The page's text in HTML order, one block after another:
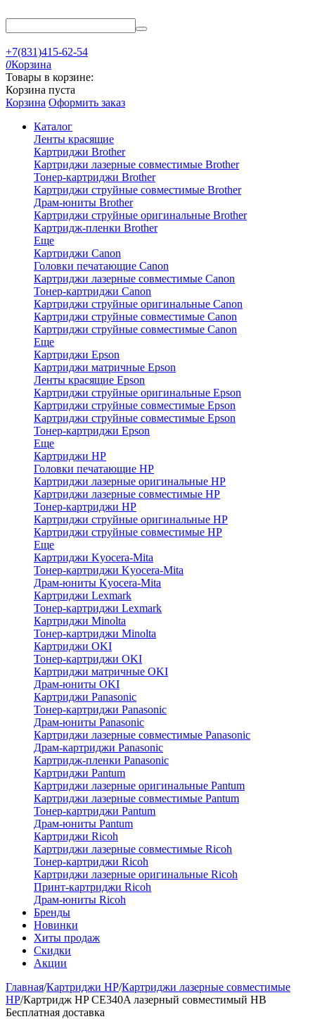
+7(831)415-62-54
0Корзина
Товары в корзине:
Корзина пуста
Корзина Оформить заказ
Каталог
Ленты красящие
Картриджи Brother
Картриджи лазерные совместимые Brother
Тонер-картриджи Brother
Картриджи струйные совместимые Brother
Драм-юниты Brother
Картриджи струйные оригинальные Brother
Картридж-пленки Brother
Еще
Картриджи Canon
Головки печатающие Canon
Картриджи лазерные совместимые Canon
Тонер-картриджи Canon
Картриджи струйные оригинальные Canon
Картриджи струйные совместимые Canon
Картриджи струйные совместимые Canon
Еще
Картриджи Epson
Картриджи матричные Epson
Ленты красящие Epson
Картриджи струйные оригинальные Epson
Картриджи струйные совместимые Epson
Картриджи струйные совместимые Epson
Тонер-картриджи Epson
Еще
Картриджи HP
Головки печатающие HP
Картриджи лазерные оригинальные HP
Картриджи лазерные совместимые HP
Тонер-картриджи HP
Картриджи струйные оригинальные HP
Картриджи струйные совместимые HP
Еще
Картриджи Kyocera-Mita
Тонер-картриджи Kyocera-Mita
Драм-юниты Kyocera-Mita
Картриджи Lexmark
Тонер-картриджи Lexmark
Картриджи Minolta
Тонер-картриджи Minolta
Картриджи OKI
Тонер-картриджи OKI
Картриджи матричные OKI
Драм-юниты OKI
Картриджи Panasonic
Тонер-картриджи Panasonic
Драм-юниты Panasonic
Картриджи лазерные совместимые Panasonic
Драм-картриджи Panasonic
Картридж-пленки Panasonic
Картриджи Pantum
Картриджи лазерные оригинальные Pantum
Картриджи лазерные совместимые Pantum
Тонер-картриджи Pantum
Драм-юниты Pantum
Картриджи Ricoh
Картриджи лазерные совместимые Ricoh
Тонер-картриджи Ricoh
Картриджи лазерные оригинальные Ricoh
Принт-картриджи Ricoh
Драм-юниты Ricoh
Бренды
Новинки
Хиты продаж
Скидки
Акции
Главная/Картриджи HP/Картриджи лазерные совместимые
HP/Картридж HP CE340A лазерный совместимый HB
Бесплатная доставка